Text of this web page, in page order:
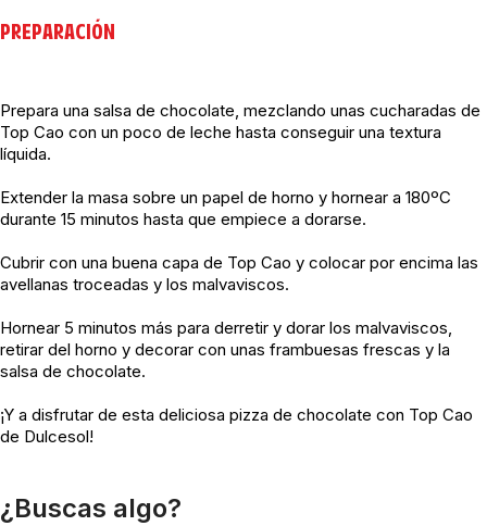
PREPARACIÓN
Prepara una salsa de chocolate, mezclando unas cucharadas de
Top Cao con un poco de leche hasta conseguir una textura
líquida.
Extender la masa sobre un papel de horno y hornear a 180ºC
durante 15 minutos hasta que empiece a dorarse.
Cubrir con una buena capa de Top Cao y colocar por encima las
avellanas troceadas y los malvaviscos.
Hornear 5 minutos más para derretir y dorar los malvaviscos,
retirar del horno y decorar con unas frambuesas frescas y la
salsa de chocolate.
¡Y a disfrutar de esta deliciosa pizza de chocolate con Top Cao
de Dulcesol!
¿Buscas algo?